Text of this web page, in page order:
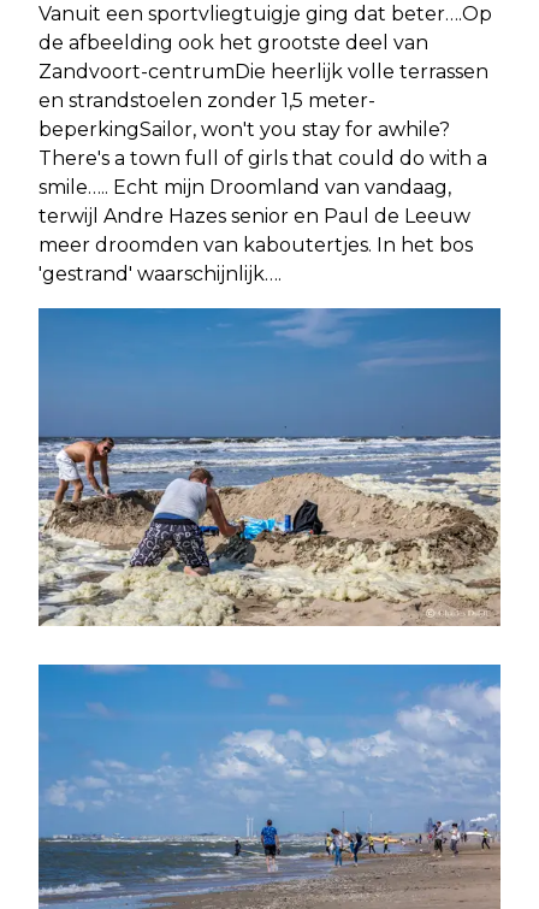
Vanuit een sportvliegtuigje ging dat beter….Op
de afbeelding ook het grootste deel van
Zandvoort-centrumDie heerlijk volle terrassen
en strandstoelen zonder 1,5 meter-
beperkingSailor, won't you stay for awhile?
There's a town full of girls that could do with a
smile….. Echt mijn Droomland van vandaag,
terwijl Andre Hazes senior en Paul de Leeuw
meer droomden van kaboutertjes. In het bos
'gestrand' waarschijnlijk….